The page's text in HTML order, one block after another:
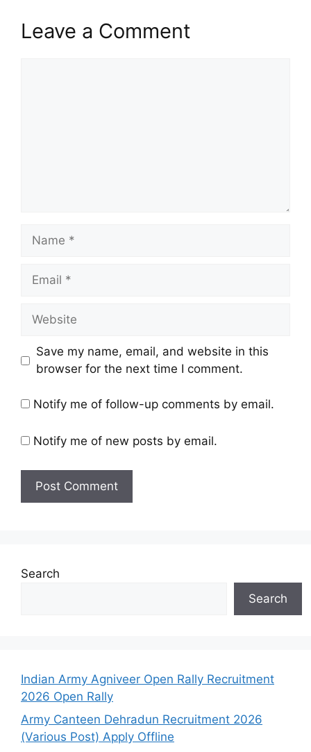
Leave a Comment
Save my name, email, and website in this
browser for the next time I comment.
Notify me of follow-up comments by email.
Notify me of new posts by email.
Search
Search
Indian Army Agniveer Open Rally Recruitment
2026 Open Rally
Army Canteen Dehradun Recruitment 2026
(Various Post) Apply Offline